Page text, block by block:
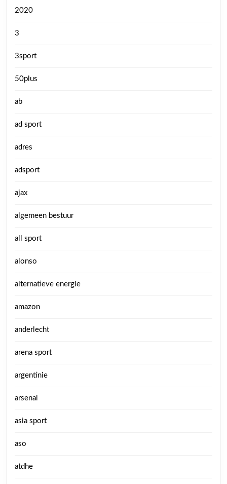
2020
3
3sport
50plus
ab
ad sport
adres
adsport
ajax
algemeen bestuur
all sport
alonso
alternatieve energie
amazon
anderlecht
arena sport
argentinie
arsenal
asia sport
aso
atdhe